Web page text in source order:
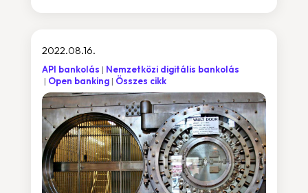
2022.08.16.
API bankolás
Nemzetközi digitális bankolás
Open banking
Összes cikk